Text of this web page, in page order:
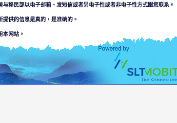
移民部以电子邮箱、发短信或者另电子性或者非电子性方式跟您联系。
供的信息是真的，是准确的。
本网站。
的完成性或者准确性。使用者将自己判断有关以上的事。本部排斥因本部
息的使用，信赖等引起疏忽而造成的法律允许范围内损失或损毁责任。